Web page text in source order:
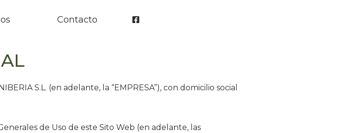
Contacto
S.L. (en adelante, la “EMPRESA”), con domicilio social
de Uso de este Sito Web (en adelante, las